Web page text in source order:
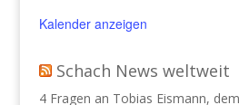
Kalender anzeigen
Schach News weltweit
4 Fragen an Tobias Eismann,